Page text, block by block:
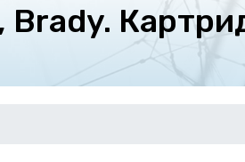
Brady.